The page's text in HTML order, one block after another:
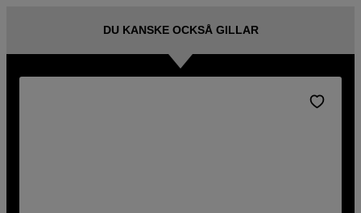
DU KANSKE OCKSÅ GILLAR